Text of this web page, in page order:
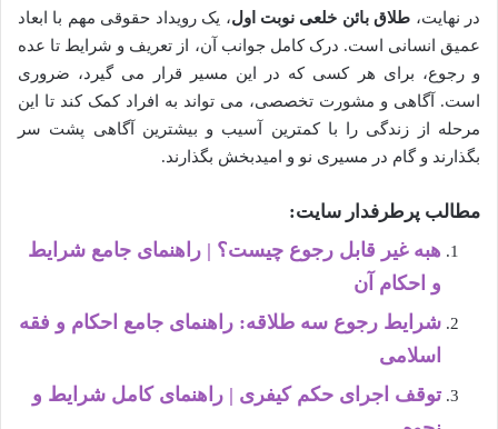
در نهایت، طلاق بائن خلعی نوبت اول، یک رویداد حقوقی مهم با ابعاد
عمیق انسانی است. درک کامل جوانب آن، از تعریف و شرایط تا عده
و رجوع، برای هر کسی که در این مسیر قرار می گیرد، ضروری
است. آگاهی و مشورت تخصصی، می تواند به افراد کمک کند تا این
مرحله از زندگی را با کمترین آسیب و بیشترین آگاهی پشت سر
بگذارند و گام در مسیری نو و امیدبخش بگذارند.
مطالب پرطرفدار سایت:
هبه غیر قابل رجوع چیست؟ | راهنمای جامع شرایط
و احکام آن
شرایط رجوع سه طلاقه: راهنمای جامع احکام و فقه
اسلامی
توقف اجرای حکم کیفری | راهنمای کامل شرایط و